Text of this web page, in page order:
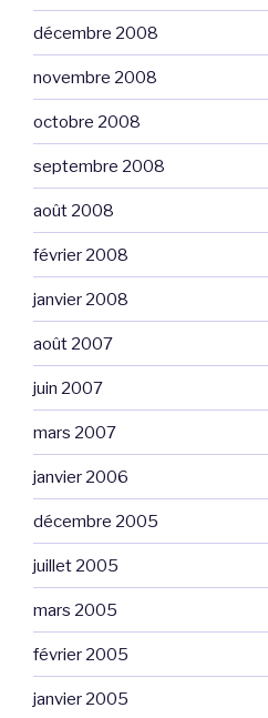
décembre 2008
novembre 2008
octobre 2008
septembre 2008
août 2008
février 2008
janvier 2008
août 2007
juin 2007
mars 2007
janvier 2006
décembre 2005
juillet 2005
mars 2005
février 2005
janvier 2005